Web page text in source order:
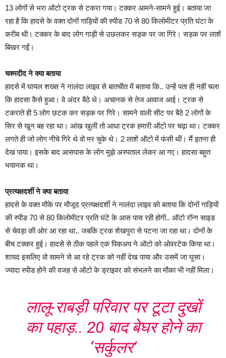
13 लोगों से भरा ऑटो ट्रक से टकरा गया। टक्कर आमने-सामने हुई। बताया जा
रहा है कि हादसे के वक्त दोनों गाड़ियों की स्पीड 70 से 80 किलोमीटर प्रति घंटा के
करीब थी। टक्कर के बाद लोग गाड़ी से उछलकर सड़क पर जा गिरे। सड़क पर लाशें
बिखर गईं।
चश्मदीद ने क्या बताया
हादसे में घायल शख्स ने नालंदा लाइव से बातचीत में बताया कि.. उन्हें पता ही नहीं चला
कि हादसा कैसे हुआ। वे अंदर बैठे थे। अचानक से तेज आवाज आई। ट्रक से
टकराते ही 5 लोग छटक कर सड़क पर गिरे। सामने वाली सीट पर बैठे 2 लोगों के
सिर से खून बह रहा था। आंख खुली तो आधा ट्रक हमारी ऑटो पर चढ़ा था। टक्कर
लगते ही जो लोग नीचे गिरे थे वो मर चुके थे। 2 लाशें ऑटो में फंसी थीं। मैं इतना ही
देख पाया। इसके बाद आसपास के लोग मुझे अस्पताल लेकर आ गए। हादसा बहुत
भयानक था।
प्रत्यक्षदर्शी ने क्या बताया
हादसे के वक्त मौके पर मौजूद प्रत्यक्षदर्शी ने नालंदा लाइव को बताया कि दोनों गाड़ियों
की स्पीड 70 से 80 किलोमीटर प्रति घंटे के आस पास रही होगी.. ऑटो रॉन्ग साइड
से चेवड़ा की ओर आ रहा था.. जबकि ट्रक शेखपुरा से पटना जा रहा था। दोनों के
बीच टक्कर हुई। हादसे से ठीक पहले एक पिकअप ने ऑटो को ओवरटेक किया था।
शायद इसलिए वो सामने से आ रहे ट्रक को नहीं देख पाया और उसमें जा घुसा।
ज्यादा स्पीड होने की वजह से ऑटो के ड्राइवर को संभलने का मौका भी नहीं मिला।
लालू-राबड़ी परिवार पर टूटा दुखों
का पहाड़.. 20 बाद बेघर होने का
‘सर्कुलर’